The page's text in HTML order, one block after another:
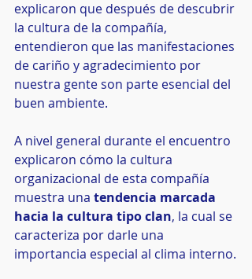
explicaron que después de descubrir
la cultura de la compañía,
entendieron que las manifestaciones
de cariño y agradecimiento por
nuestra gente son parte esencial del
buen ambiente.
A nivel general durante el encuentro
explicaron cómo la cultura
organizacional de esta compañía
muestra una tendencia marcada
hacia la cultura tipo clan, la cual se
caracteriza por darle una
importancia especial al clima interno.